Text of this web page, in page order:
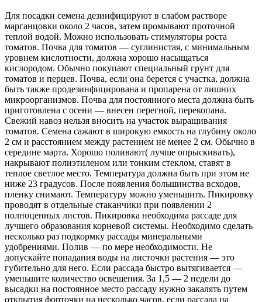
Для посадки семена дезинфицируют в слабом растворе
марганцовки около 2 часов, затем промывают проточной
теплой водой. Можно использовать стимуляторы роста
томатов. Почва для томатов — суглинистая, с минимальным
уровнем кислотности, должна хорошо насыщаться
кислородом. Обычно покупают специальный грунт для
томатов и перцев. Почва, если она берется с участка, должна
быть также продезинфицирована и пропарена от лишних
микроорганизмов. Почва для постоянного места должна быть
приготовлена с осени — внесен перегной, перекопана.
Свежий навоз нельзя вносить на участок выращивания
томатов. Семена сажают в широкую емкость на глубину около
2 см и расстоянием между растением не менее 2 см. Обычно в
середине марта. Хорошо поливают( лучше опрыскивать),
накрывают полиэтиленом или тонким стеклом, ставят в
теплое светлое место. Температура должна быть при этом не
ниже 23 градусов. После появления большинства всходов,
пленку снимают. Температуру можно уменьшить. Пикировку
проводят в отдельные стаканчики при появлении 2
полноценных листов. Пикировка необходима рассаде для
лучшего образования корневой системы. Необходимо сделать
несколько раз подкормку рассады минеральными
удобрениями. Полив — по мере необходимости. Не
допускайте попадания воды на листочки растения — это
губительно для него. Если рассада быстро вытягивается —
уменьшите количество освещения. За 1,5 — 2 недели до
высадки на постоянное место рассаду нужно закалять путем
открытия форточки на несколько часов, если рассада на